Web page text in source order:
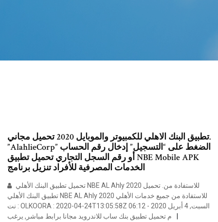
تطبيق البنك الاهلي للكمبيوتر والموبايل 2020 تحميل مجاني.
”AlahlieCorp” الضغط على “التسجيل” إدخال رقم الحساب
أو رقم السجل التجاري تحميل تطبيق NBE Mobile APK
الخدمات المصرفية للأفراد تنزيل برنامج
تطبيق البنك الأهلي NBE AL Ahly 2020 للاستفادة من جميع خدمات الأهلي
نت : OLKOORA : 2020-04-24T13:05:58Z السبت, 4 أبريل 2020 - 06:12
م تحميل تطبيق بنك ساب للاندرويد مجانا برابط مباشر, يرغب